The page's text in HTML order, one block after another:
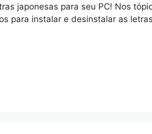
japonesas para seu PC! Nos
para instalar e desinstalar as